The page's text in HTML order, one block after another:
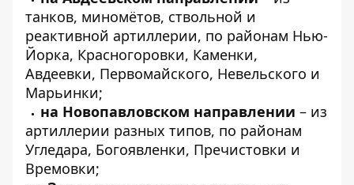
танков, миномётов, ствольной и
реактивной артиллерии, по районам Нью-
Йорка, Красногоровки, Каменки,
Авдеевки, Первомайского, Невельского и
Марьинки;
на Новопавловском направлении – из
артиллерии разных типов, по районам
Угледара, Богоявленки, Пречистовки и
Времовки;